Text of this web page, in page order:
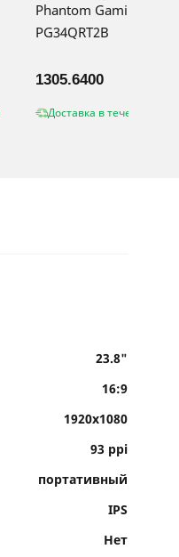
Phantom Gaming
PG34QRT2B
1305.6400
Доставка в течение 2-3
23.8"
16:9
1920x1080
93 ppi
портативный
IPS
Нет